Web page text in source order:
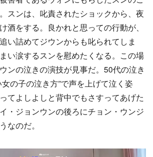
スンは、叱責されたショックから、夜
酒をする。良かれと思っての行動が、
い詰めてジウンからも叱られてしま
い涙するスンを慰めたくなる。この場
ンの泣きの演技が見事だ。50代の泣き
の子の泣き方”で声を上げて泣く姿
てよしよしと背中でもさすってあげた
・ジョンウンの後ろにチョン・ウンジ
なのだ。